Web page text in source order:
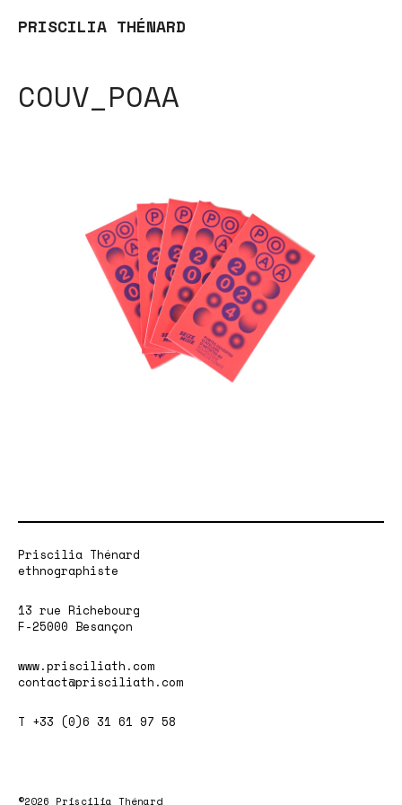
PRISCILIA THÉNARD
COUV_POAA
Priscilia Thénard
ethnographiste
13 rue Richebourg
F-25000 Besançon
www.prisciliath.com
contact@prisciliath.com
T +33 (0)6 31 61 97 58
©2026 Priscilia Thénard